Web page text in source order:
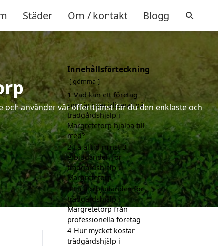
Städer Om / kontakt Blogg
använder vår offerttjänst får du den enklaste och
Innehållsförteckning
gömma
1 Vad kan ett företag
som är specialiserat på
trädgårdshjälp i
Margretetorp hjälpa till
med?
2 Få alltid minst 3
erbjudanden för
trädgårdshjälp i
Margretetorp
3 Få 3 erbjudanden för
trädgårdshjälp i
Margretetorp från
professionella företag
4 Hur mycket kostar
trädgårdshjälp i